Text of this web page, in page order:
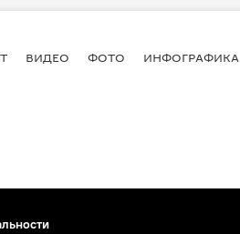
ВИДЕО ФОТО ИНФОГРАФИКА